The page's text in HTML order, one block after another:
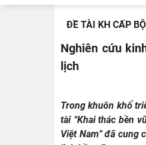
ĐỀ TÀI KH CẤP BỘ
Nghiên cứu kinh nghiệm châu Âu về khai thác bền vững di sản văn hóa phục vụ phát triển du
lịch
Trong khuôn khổ
tài “Khai thác bền
Việt Nam” đã cung